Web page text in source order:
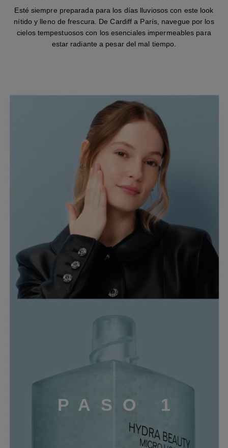
Esté siempre preparada para los días lluviosos con este look
nítido y lleno de frescura. De Cardiff a París, navegue por los
cielos tempestuosos con los esenciales impermeables para
estar radiante a pesar del mal tiempo.
P A S O 1